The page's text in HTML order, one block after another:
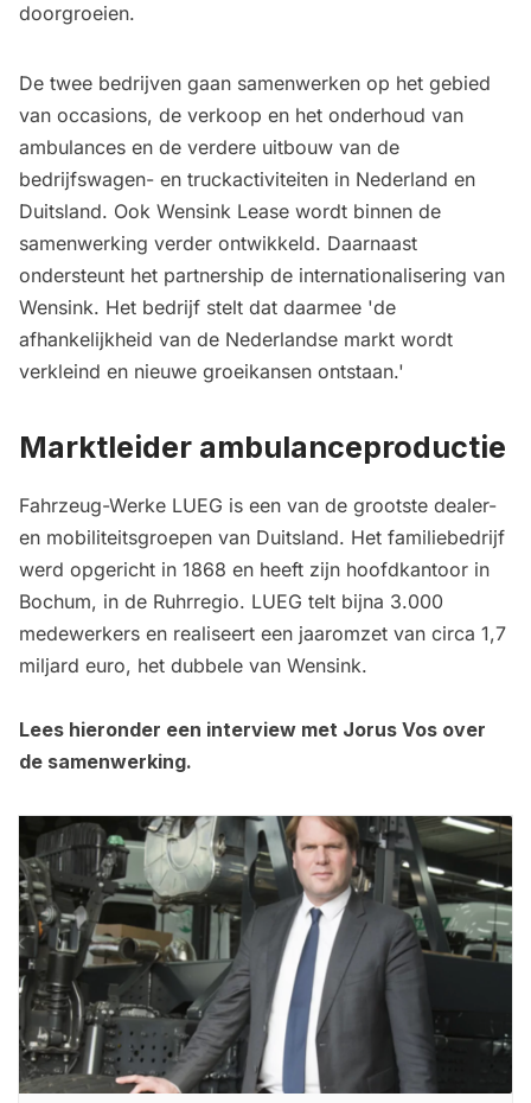
doorgroeien.
De twee bedrijven gaan samenwerken op het gebied
van occasions, de verkoop en het onderhoud van
ambulances en de verdere uitbouw van de
bedrijfswagen- en truckactiviteiten in Nederland en
Duitsland. Ook Wensink Lease wordt binnen de
samenwerking verder ontwikkeld. Daarnaast
ondersteunt het partnership de internationalisering van
Wensink. Het bedrijf stelt dat daarmee 'de
afhankelijkheid van de Nederlandse markt wordt
verkleind en nieuwe groeikansen ontstaan.'
Marktleider ambulanceproductie
Fahrzeug-Werke LUEG is een van de grootste dealer-
en mobiliteitsgroepen van Duitsland. Het familiebedrijf
werd opgericht in 1868 en heeft zijn hoofdkantoor in
Bochum, in de Ruhrregio. LUEG telt bijna 3.000
medewerkers en realiseert een jaaromzet van circa 1,7
miljard euro, het dubbele van Wensink.
Lees hieronder een interview met Jorus Vos over
de samenwerking.